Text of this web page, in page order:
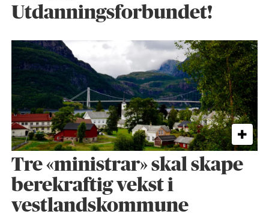
Utdanningsforbundet!
Tre «ministrar» skal skape
berekraftig vekst i
vestlandskommune